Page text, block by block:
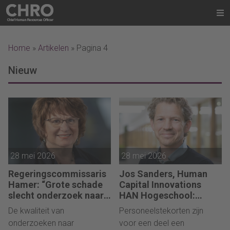
Home » Artikelen » Pagina 4
Nieuw
28 mei 2026
Regeringscommissaris
Hamer: “Grote schade
slecht onderzoek naar
grensoverschrijdend
gedrag, ook voor
De kwaliteit van
onderzoeken naar
28 mei 2026
Jos Sanders, Human
Capital Innovations
HAN Hogeschool:
“Competent zijn is niet
afhankelijk van een
Personeelstekorten zijn
voor een deel een